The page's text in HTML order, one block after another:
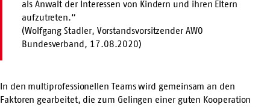
als Anwalt der Interessen von Kindern und ihren Eltern
aufzutreten.“
(Wolfgang Stadler, Vorstandsvorsitzender AWO
Bundesverband, 17.08.2020)
In den multiprofessionellen Teams wird gemeinsam an den
Faktoren gearbeitet, die zum Gelingen einer guten Kooperation